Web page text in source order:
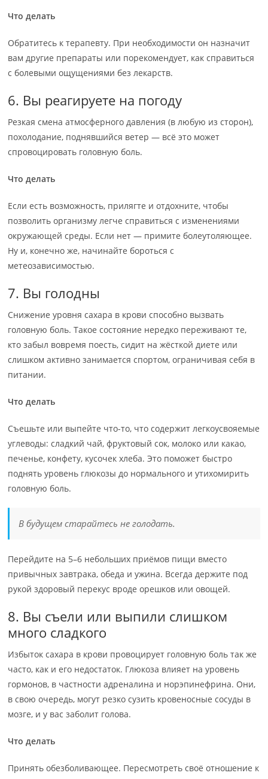
Что делать
Обратитесь к терапевту. При необходимости он назначит
вам другие препараты или порекомендует, как справиться
с болевыми ощущениями без лекарств.
6. Вы реагируете на погоду
Резкая смена атмосферного давления (в любую из сторон),
похолодание, поднявшийся ветер — всё это может
спровоцировать головную боль.
Что делать
Если есть возможность, прилягте и отдохните, чтобы
позволить организму легче справиться с изменениями
окружающей среды. Если нет — примите болеутоляющее.
Ну и, конечно же, начинайте бороться с
метеозависимостью.
7. Вы голодны
Снижение уровня сахара в крови способно вызвать
головную боль. Такое состояние нередко переживают те,
кто забыл вовремя поесть, сидит на жёсткой диете или
слишком активно занимается спортом, ограничивая себя в
питании.
Что делать
Съешьте или выпейте что-то, что содержит легкоусвояемые
углеводы: сладкий чай, фруктовый сок, молоко или какао,
печенье, конфету, кусочек хлеба. Это поможет быстро
поднять уровень глюкозы до нормального и утихомирить
головную боль.
В будущем старайтесь не голодать.
Перейдите на 5–6 небольших приёмов пищи вместо
привычных завтрака, обеда и ужина. Всегда держите под
рукой здоровый перекус вроде орешков или овощей.
8. Вы съели или выпили слишком
много сладкого
Избыток сахара в крови провоцирует головную боль так же
часто, как и его недостаток. Глюкоза влияет на уровень
гормонов, в частности адреналина и норэпинефрина. Они,
в свою очередь, могут резко сузить кровеносные сосуды в
мозге, и у вас заболит голова.
Что делать
Принять обезболивающее. Пересмотреть своё отношение к